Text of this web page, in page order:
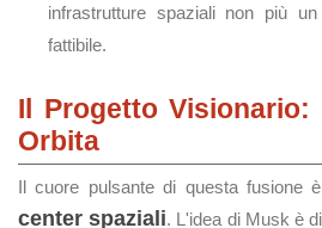
infrastrutture spaziali non più
fattibile.
Il Progetto Visionario:
Orbita
Il cuore pulsante di questa fusione
center spaziali. L'idea di Musk è